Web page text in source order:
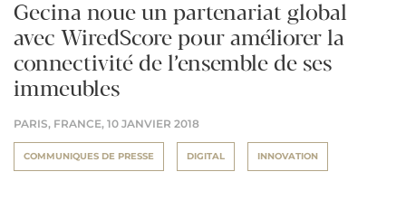
Gecina noue un partenariat global
avec WiredScore pour améliorer la
connectivité de l’ensemble de ses
immeubles
PARIS, FRANCE, 10 JANVIER 2018
COMMUNIQUES DE PRESSE DIGITAL INNOVATION